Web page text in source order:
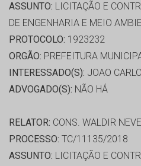
ASSUNTO: LICITAÇÃO E
DE ENGENHARIA E MEIO
PROTOCOLO: 1923232
ORGÃO: PREFEITURA
INTERESSADO(S): JOAO
ADVOGADO(S): NÃO HÁ
RELATOR: CONS. WALDIR
PROCESSO: TC/11135/2018
ASSUNTO: LICITAÇÃO E